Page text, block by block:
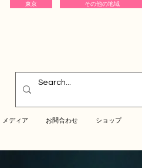
東京 その他の地域
メディア お問合わせ ショップ